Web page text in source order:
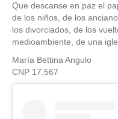
Que descanse en paz el
de los niños, de los
los divorciados, de los
medioambiente, de una
María Bettina Angulo
CNP 17.567